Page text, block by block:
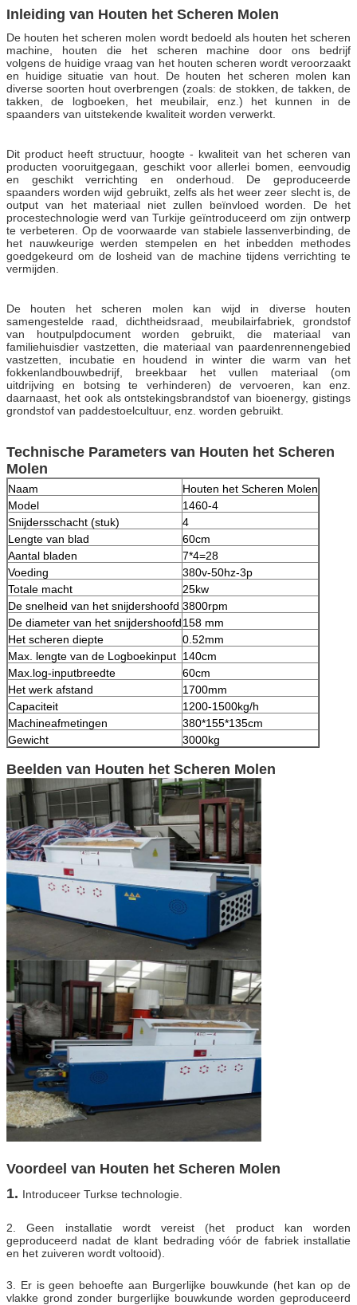
Inleiding van Houten het Scheren Molen
De houten het scheren molen wordt bedoeld als houten het scheren
machine, houten die het scheren machine door ons bedrijf
volgens de huidige vraag van het houten scheren wordt veroorzaakt
en huidige situatie van hout. De houten het scheren molen kan
diverse soorten hout overbrengen (zoals: de stokken, de takken, de
takken, de logboeken, het meubilair, enz.) het kunnen in de
spaanders van uitstekende kwaliteit worden verwerkt.
Dit product heeft structuur, hoogte - kwaliteit van het scheren van
producten vooruitgegaan, geschikt voor allerlei bomen, eenvoudig
en geschikt verrichting en onderhoud. De geproduceerde
spaanders worden wijd gebruikt, zelfs als het weer zeer slecht is, de
output van het materiaal niet zullen beïnvloed worden. De het
procestechnologie werd van Turkije geïntroduceerd om zijn ontwerp
te verbeteren. Op de voorwaarde van stabiele lassenverbinding, de
het nauwkeurige werden stempelen en het inbedden methodes
goedgekeurd om de losheid van de machine tijdens verrichting te
vermijden.
De houten het scheren molen kan wijd in diverse houten
samengestelde raad, dichtheidsraad, meubilairfabriek, grondstof
van houtpulpdocument worden gebruikt, die materiaal van
familiehuisdier vastzetten, die materiaal van paardenrennengebied
vastzetten, incubatie en houdend in winter die warm van het
fokkenlandbouwbedrijf, breekbaar het vullen materiaal (om
uitdrijving en botsing te verhinderen) de vervoeren, kan enz.
daarnaast, het ook als ontstekingsbrandstof van bioenergy, gistings
grondstof van paddestoelcultuur, enz. worden gebruikt.
Technische Parameters van Houten het Scheren
Molen
Naam
Houten het Scheren Molen
Model
1460-4
Snijdersschacht (stuk)
4
Lengte van blad
60cm
Aantal bladen
7*4=28
Voeding
380v-50hz-3p
Totale macht
25kw
De snelheid van het snijdershoofd 3800rpm
De diameter van het snijdershoofd158 mm
Het scheren diepte
0.52mm
Max. lengte van de Logboekinput 140cm
Max.log-inputbreedte
60cm
Het werk afstand
1700mm
Capaciteit
1200-1500kg/h
Machineafmetingen
380*155*135cm
Gewicht
3000kg
Beelden van Houten het Scheren Molen
Voordeel van Houten het Scheren Molen
1. Introduceer Turkse technologie.
2. Geen installatie wordt vereist (het product kan worden
geproduceerd nadat de klant bedrading vóór de fabriek installatie
en het zuiveren wordt voltooid).
3. Er is geen behoefte aan Burgerlijke bouwkunde (het kan op de
vlakke grond zonder burgerlijke bouwkunde worden geproduceerd